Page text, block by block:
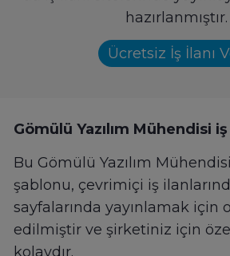
hazırlanmıştır.
Ücretsiz İş İlanı
Gömülü Yazılım Mühendisi iş
Bu Gömülü Yazılım
şablonu, çevrimiçi iş
sayfalarında yayınlamak için
edilmiştir ve şirketiniz için
kolaydır.